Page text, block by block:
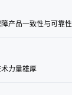
产品一致性与可靠性
力量雄厚